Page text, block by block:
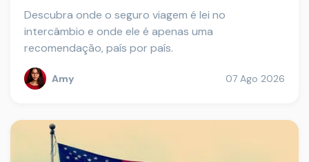
Descubra onde o seguro viagem é lei no
intercâmbio e onde ele é apenas uma
recomendação, país por país.
Amy 07 Ago 2026